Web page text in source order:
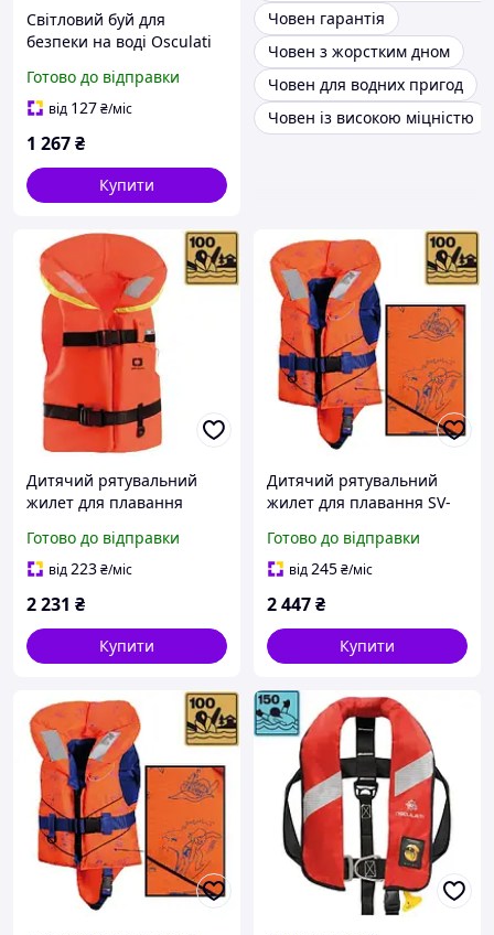
Світловий буй для
безпеки на воді Osculati
запалюванням 350x120
мм живлення від
Готово до відправки
від 127₴/міс
1 267₴
Купити
Човен гарантія
Човен з жорстким дном
Човен для водних пригод
Човен із високою міцністю
Дитячий рятувальний
жилет для плавання
оранжевий з комірцем
свистком і
смугами
Готово до відправки
від223₴/міс
2 231 ₴
Купити
Дитячий рятувальний
жилет для плавання SV-
з модульним коміром і
свистком
Готово до відправки
від245₴/міс
2 447₴
Купити